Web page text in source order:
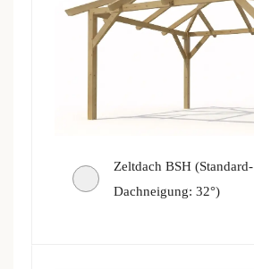
Zeltdach BSH (Standard-
Dachneigung: 32°)